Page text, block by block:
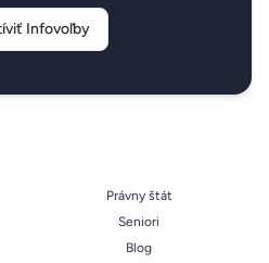
Infovoľby
Právny štát
Seniori
Blog